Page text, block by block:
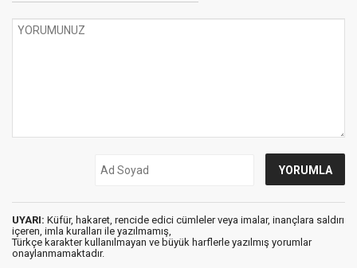
UYARI: Küfür, hakaret, rencide edici cümleler veya imalar, inançlara saldırı
içeren, imla kuralları ile yazılmamış,
Türkçe karakter kullanılmayan ve büyük harflerle yazılmış yorumlar
onaylanmamaktadır.